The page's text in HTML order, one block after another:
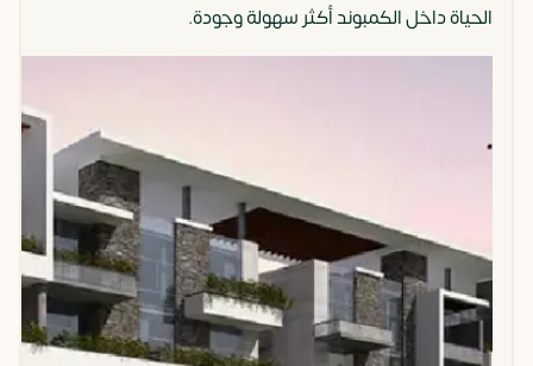
الحياة داخل الكمبوند أكثر سهولة وجودة.